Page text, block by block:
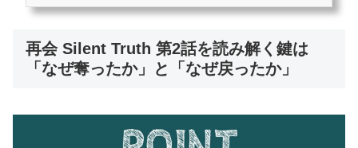
の犯人は誰なのか、視聴者の考察や感想、さらに今後の伏線についても詳しくま
シーンの流れ万季子・圭介・直人に浮上する犯人の可能性視聴者が「最愛...
再会 Silent Truth 第2話を読み解く鍵は
「なぜ奪ったか」と「なぜ戻ったか」